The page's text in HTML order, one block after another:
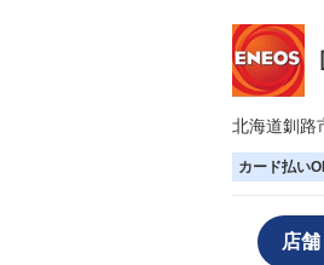
北海道釧路
カード払い
店